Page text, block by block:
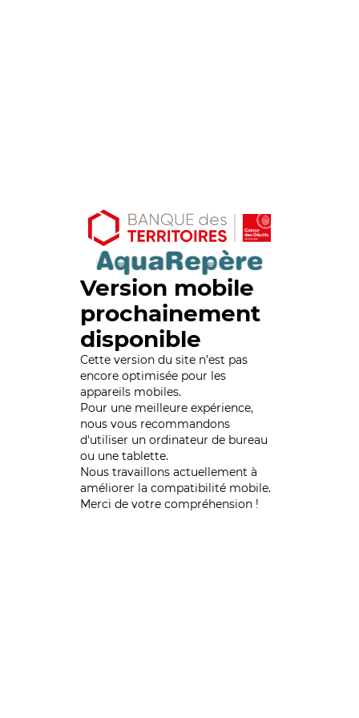
Version mobile
prochainement
disponible
Cette version du site n’est pas
encore optimisée pour les
appareils mobiles.
Pour une meilleure expérience,
nous vous recommandons
d'utiliser un ordinateur de bureau
ou une tablette.
Nous travaillons actuellement à
améliorer la compatibilité mobile.
Merci de votre compréhension !